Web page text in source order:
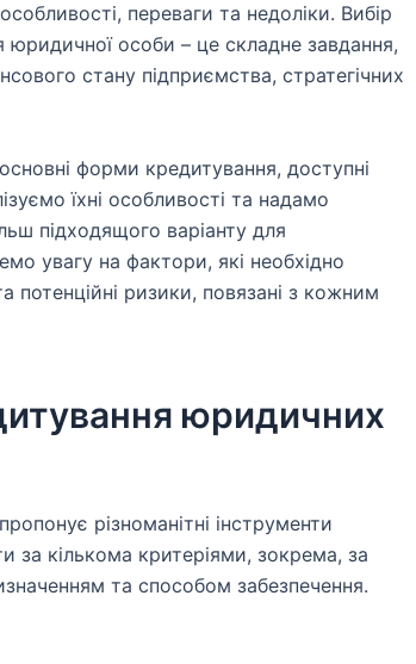
переваги та недоліки. Вибір
особи – це складне завдання,
стану підприємства, стратегічних
форми кредитування, доступні
їхні особливості та надамо
підходящого варіанту для
увагу на фактори, які необхідно
потенційні ризики, повязані з кожним
юридичних
різноманітні інструменти
за кількома критеріями, зокрема, за
та способом забезпечення.